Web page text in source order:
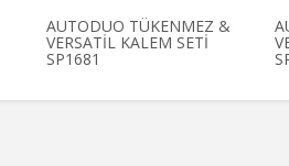
AUTODUO TÜKENMEZ &
VERSATİL KALEM SETİ
SP1681